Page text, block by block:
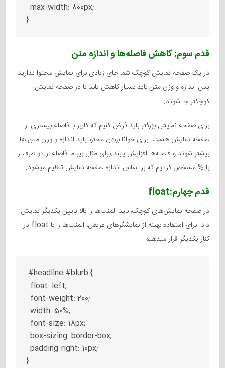
  max-width: 800px;
قدم سوم: کاهش فاصله‌ها و اندازه متن
در یک صفحه نمایش کوچک شما جای زیادی برای نمایش محتوا ندارید
پس اندازه و وزن متن باید بسیار کاهش یابد تا در صفحه نمایش
کوچکتر جا شوند.
برای صفحه نمایش بزرگتر باید فرض کنیم که کاربر با فاصله بیشتری از
صفحه نمایش هست. برای خوانا بودن محتوا باید اندازه و وزن متن ها
بیشتر شوند و فاصله‌ها افزایش یابند.برای مثال زیر ما فاصله از دو طرف را
با % مشخص کردیم که بر اساس اندازه صفحه نمایش تنظیم میشود.
قدم چهارم:float
در صفحه نمایش‌های کوچک، باید المنت‌ها را بالا پایین یکدیگر نمایش
داد. برای استفاده بهینه از نمایشگرهای عریض، المنت‌ها را با float در
کنار یکدیگر قرار میدهیم.
#headline #blurb {
  float: left;
  font-weight: 200;
  width: 50%;
  font-size: 18px;
  box-sizing: border-box;
  padding-right: 10px;
}